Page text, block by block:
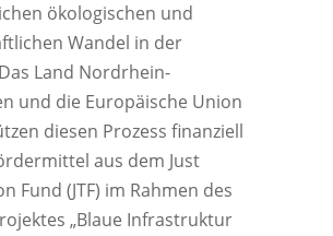
ökologischen und
Wandel in der
Land Nordrhein-
und die Europäische Union
diesen Prozess finanziell
aus dem Just
Fund (JTF) im Rahmen des
„Blaue Infrastruktur